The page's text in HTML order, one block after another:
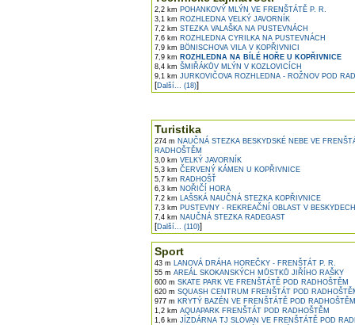
2,2 km POHANKOVÝ MLÝN VE FRENŠTÁTĚ P. R.
3,1 km ROZHLEDNA VELKÝ JAVORNÍK
7,2 km STEZKA VALAŠKA NA PUSTEVNÁCH
7,6 km ROZHLEDNA CYRILKA NA PUSTEVNÁCH
7,9 km BÖNISCHOVA VILA V KOPŘIVNICI
7,9 km ROZHLEDNA NA BÍLÉ HOŘE U KOPŘIVNICE
8,4 km ŠMIŘÁKŮV MLÝN V KOZLOVICÍCH
9,1 km JURKOVIČOVA ROZHLEDNA - ROŽNOV POD
[Další... (18)]
Turistika
274 m NAUČNÁ STEZKA BESKYDSKÉ NEBE VE
RADHOŠTĚM
3,0 km VELKÝ JAVORNÍK
5,3 km ČERVENÝ KÁMEN U KOPŘIVNICE
5,7 km RADHOŠŤ
6,3 km NOŘIČÍ HORA
7,2 km LAŠSKÁ NAUČNÁ STEZKA KOPŘIVNICE
7,3 km PUSTEVNY - REKREAČNÍ OBLAST V BESKYDECH
7,4 km NAUČNÁ STEZKA RADEGAST
[Další... (110)]
Sport
43 m LANOVÁ DRÁHA HOREČKY - FRENŠTÁT P. R.
55 m AREÁL SKOKANSKÝCH MŮSTKŮ JIŘÍHO RAŠKY
600 m SKATE PARK VE FRENŠTÁTĚ POD RADHOŠTĚM
620 m SQUASH CENTRUM FRENŠTÁT POD
977 m KRYTÝ BAZÉN VE FRENŠTÁTĚ POD RADHOŠTĚM
1,2 km AQUAPARK FRENŠTÁT POD RADHOŠTĚM
1,6 km JÍZDÁRNA TJ SLOVAN VE FRENŠTÁTĚ POD